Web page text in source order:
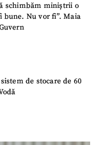
schimbăm miniștrii o
bune. Nu vor fi”. Maia
de stocare de 60